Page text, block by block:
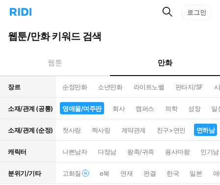
리
홈
으
턴
트
검
로그인
웹툰/만화 키워드 검색
웹툰 만화
장르 순정만화 소년만화 라이트노벨 판타지/SF
소재/관계 (공통) 영애물/여주판 회사 캠퍼스 의학 성장 일
소재/관계 (순정) 첫사랑 짝사랑 계약관계 친구>연인 연하남
캐릭터 나쁜남자 다정남 왕족/귀족 용사마왕 인기남
분위기/기타 고화질 e북 연재 완결 한국 일본